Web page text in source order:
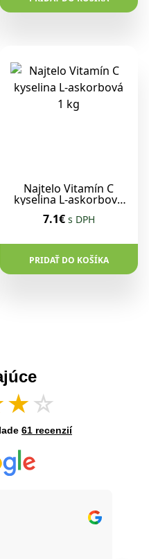
Najtelo Vitamín C
kyselina L-askorbová
7.1€ s DPH
PRIDAŤ DO KOŠÍKA
★☆
61 recenzií